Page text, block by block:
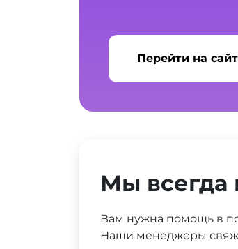
Перейти на
Мы всегда
Вам нужна помощь в
Наши менеджеры